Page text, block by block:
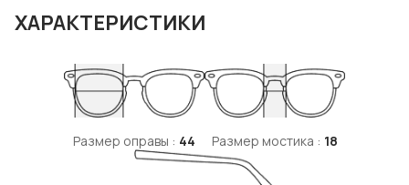
ХАРАКТЕРИСТИКИ
Размер оправы : 44 Размер мостика : 18